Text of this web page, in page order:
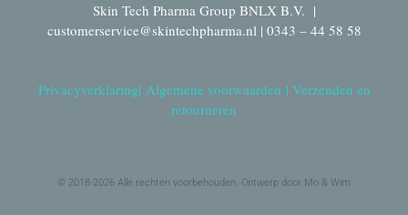
Skin Tech Pharma Group BNLX B.V. |
customerservice@skintechpharma.nl | 0343 – 44 58 58
Privacyverklaring| Algemene voorwaarden | Verzenden en
retourneren
© 2018-2026 Alle rechten voorbehouden. Ontwerp door Mo & Wim